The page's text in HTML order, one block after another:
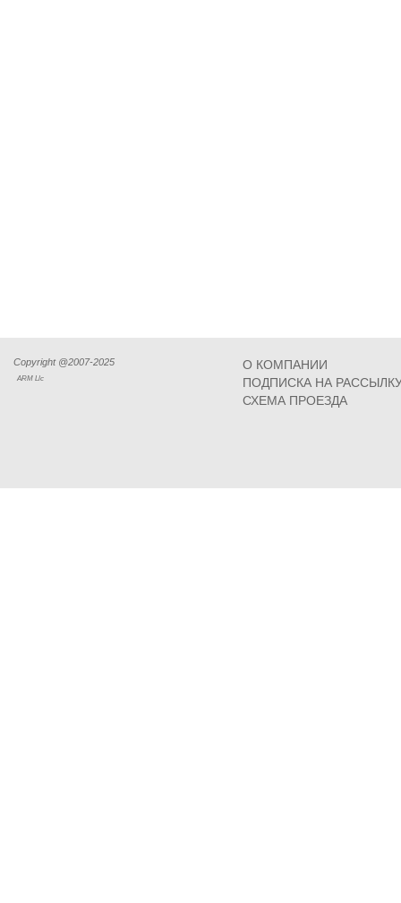
Copyright @2007-2025
ARM Llc
О КОМПАНИИ
ПОДПИСКА НА
СХЕМА ПРОЕЗДА